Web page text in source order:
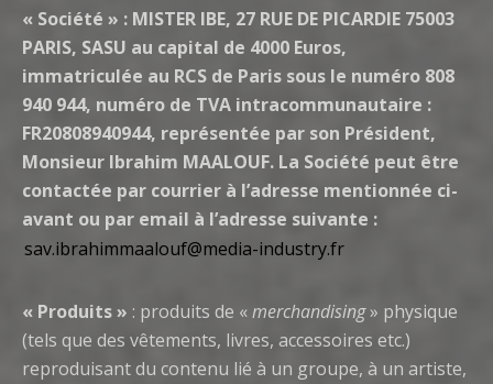
« Société » : MISTER IBE, 27 RUE DE PICARDIE 75003
PARIS, SASU au capital de 4000 Euros,
immatriculée au RCS de Paris sous le numéro 808
940 944, numéro de TVA intracommunautaire :
FR20808940944, représentée par son Président,
Monsieur Ibrahim MAALOUF. La Société peut être
contactée par courrier à l’adresse mentionnée ci-
avant ou par email à l’adresse suivante :
sav.ibrahimmaalouf@media-industry.fr
« Produits » : produits de «merchandising» physique
(tels que des vêtements, livres, accessoires etc.)
reproduisant du contenu lié à un groupe, à un artiste,